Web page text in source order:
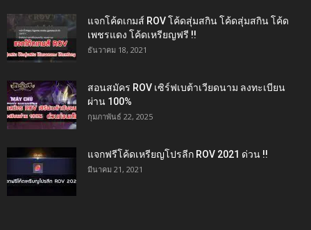
แจกโค้ดเกมส์ ROV โค้ดสุ่มสกิน โค้ดสุ่มสกิน โค้ด
เพชรแดง โค้ดเหรียญฟรี !!
ธันวาคม 18, 2021
สอนสมัคร ROV เซิร์ฟเบต้าเวียดนาม ลงทะเบียน
ผ่าน 100%
กุมภาพันธ์ 22, 2025
แจกฟรีโค้ดเหรียญโปรลีก ROV 2021 ด่วน !!
มีนาคม 21, 2021